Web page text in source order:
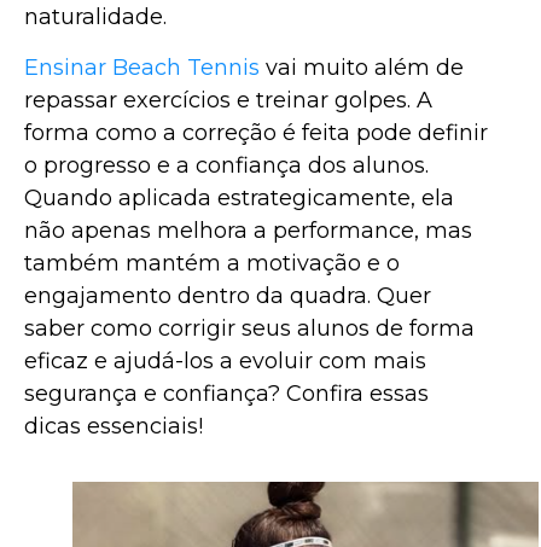
naturalidade.
Ensinar Beach Tennis vai muito além de
repassar exercícios e treinar golpes. A
forma como a correção é feita pode definir
o progresso e a confiança dos alunos.
Quando aplicada estrategicamente, ela
não apenas melhora a performance, mas
também mantém a motivação e o
engajamento dentro da quadra. Quer
saber como corrigir seus alunos de forma
eficaz e ajudá-los a evoluir com mais
segurança e confiança? Confira essas
dicas essenciais!